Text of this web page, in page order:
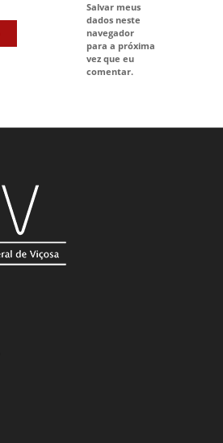
Salvar meus
dados neste
navegador
para a próxima
vez que eu
comentar.